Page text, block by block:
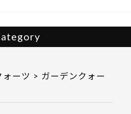
ーツ > ガーデンクォー